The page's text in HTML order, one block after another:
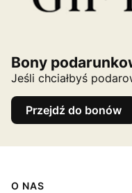
Bony
Jeśli chciałbyś
Przejdź do bonów
Linki w stopce
O NAS